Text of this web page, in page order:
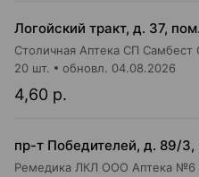
Логойский тракт, д. 37,
4,60 р.
20 шт. обновл. 04.08.2026
пр-т Победителей, д. 89/3,
Ремедика ЛКЛ ООО Аптека №6